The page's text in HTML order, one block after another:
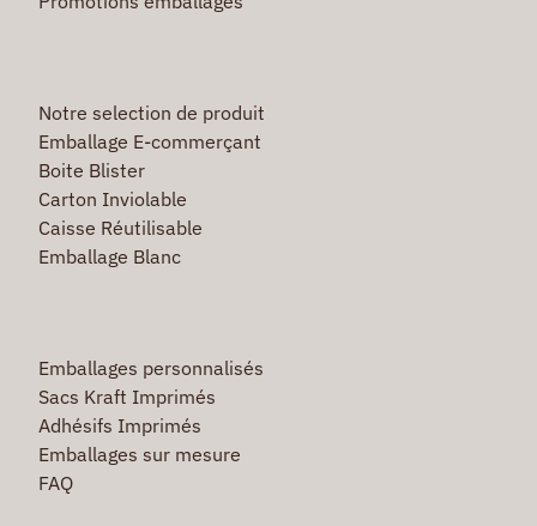
Notre selection de produit
Emballage E-commerçant
Boite Blister
Carton Inviolable
Caisse Réutilisable
Emballage Blanc
Emballages personnalisés
Sacs Kraft Imprimés
Adhésifs Imprimés
Emballages sur mesure
FAQ